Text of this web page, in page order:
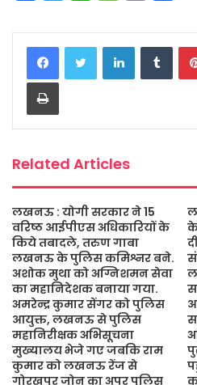
c
e
b
o
o
i
t
t
a
t
s
s
s
a
a
i
a
r
e
LinkedIn
Print
Related Articles
लखनऊ : योगी सरकार ने 15
वरिष्ठ आईपीएस अधिकारियों के
किये तबादले, तरुण गाबा
लखनऊ के पुलिस कमिश्नर बने.
अशोक मुथा को अग्निशमन सेवा
का महानिदेशक बनाया गया.
अमरेन्द्र कुमार सेंगर को पुलिस
आयुक्त, लखनऊ से पुलिस
महानिरीक्षक अभिसूचना
मुख्यालय भेजे गए जबकि राम
कुमार को लखनऊ रेंज से
गोरखपुर जोन का अपर पुलिस
के